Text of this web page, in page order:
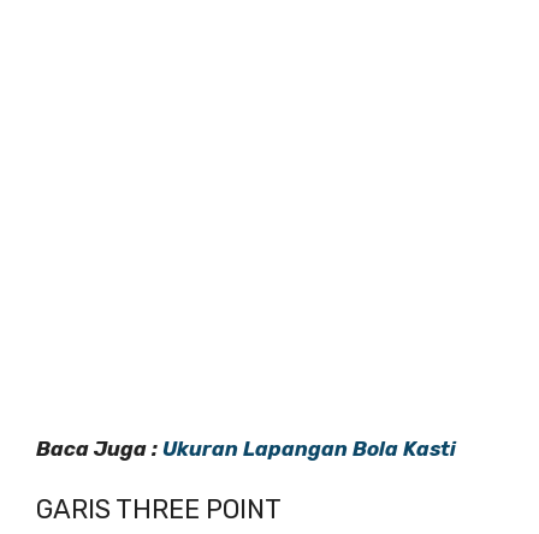
Baca Juga : Ukuran Lapangan Bola Kasti
GARIS THREE POINT